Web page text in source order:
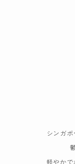
シンガ
軽やか